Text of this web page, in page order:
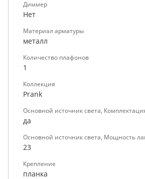
Диммер
Нет
Материал арматуры
металл
Количество плафонов
1
Коллекция
Prank
Основной источник света,
да
Основной источник света, Мощность
23
Крепление
планка